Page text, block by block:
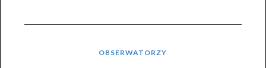
OBSERWATORZY